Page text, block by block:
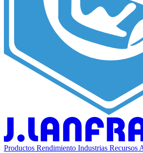
Productos Rendimiento Industrias Recursos